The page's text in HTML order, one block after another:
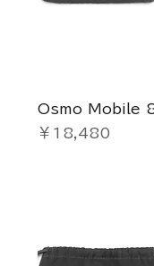
Osmo Mobile
価格
￥18,480